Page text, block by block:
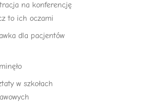
na konferencję
to ich oczami
dla pacjentów
w szkołach